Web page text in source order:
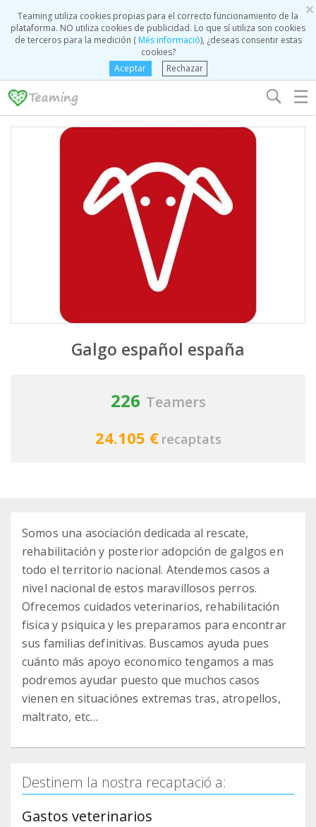
×
Teaming utiliza cookies propias para el correcto funcionamiento de la
plataforma. NO utiliza cookies de publicidad. Lo que sí utiliza son cookies
de terceros para la medición (Més informació), ¿deseas consentir estas
cookies?
Aceptar
Rechazar
☰
Galgo español españa
226 Teamers
24.105 € recaptats
Somos una asociación dedicada al rescate,
rehabilitación y posterior adopción de galgos en
todo el territorio nacional. Atendemos casos a
nivel nacional de estos maravillosos perros.
Ofrecemos cuidados veterinarios, rehabilitación
fisica y psiquica y les preparamos para encontrar
sus familias definitivas. Buscamos ayuda pues
cuánto más apoyo economico tengamos a mas
podremos ayudar puesto que muchos casos
vienen en situaciónes extremas tras, atropellos,
maltrato, etc…
Destinem la nostra recaptació a:
Gastos veterinarios